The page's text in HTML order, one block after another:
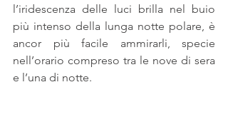
l’iridescenza delle luci brilla nel buio
più intenso della lunga notte polare, è
ancor più facile ammirarli, specie
nell’orario compreso tra le nove di sera
e l’una di notte.